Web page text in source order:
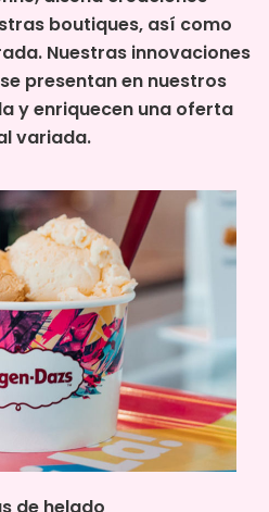
boutiques, así como
Nuestras innovaciones
presentan en nuestros
y enriquecen una oferta
variada.